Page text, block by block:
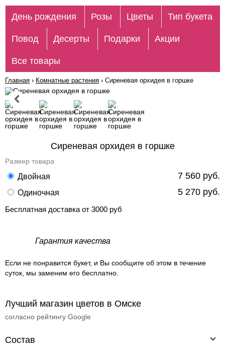
День рождения Розы Цветы Тип букета
Повод Десерты Подарки Акции
Все товары
Главная › Комнатные растения › Сиреневая орхидея в горшке
Сиреневая орхидея в горшке
Размер товара
Двойная 7 560 руб.
Одиночная 5 270 руб.
Бесплатная доставка от 3000 руб
Гарантия качества
Если не понравится букет, и Вы сообщите об этом в течение
суток, мы заменим его бесплатно.
Лучший магазин цветов в Омске
согласно рейтингу Google
Состав